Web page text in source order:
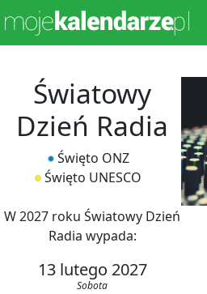
Światowy
Dzień Radia
Święto ONZ
Święto UNESCO
W 2027 roku Światowy Dzień
Radia wypada:
13 lutego 2027
Sobota